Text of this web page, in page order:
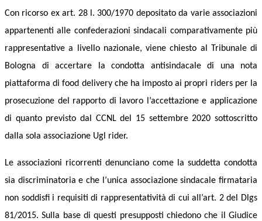
Con ricorso ex art. 28 l. 300/1970 depositato da varie associazioni
appartenenti alle confederazioni sindacali comparativamente più
rappresentativea livello nazionale, viene chiesto al Tribunale di
Bologna di accertare la condotta antisindacale di una nota
piattaforma di food delivery che ha imposto ai propri riders per la
prosecuzione del rapporto di lavoro l’accettazione e applicazione
di quanto previsto dal CCNL del 15 settembre 2020 sottoscritto
dalla sola associazione Ugl rider.
Le associazioni ricorrenti denunciano come la suddetta condotta
sia discriminatoria e che l’unica associazione sindacale firmataria
non soddisfi i requisiti di rappresentatività di cui all’art. 2 del Dlgs
81/2015. Sulla base di questi presupposti chiedono che il Giudice